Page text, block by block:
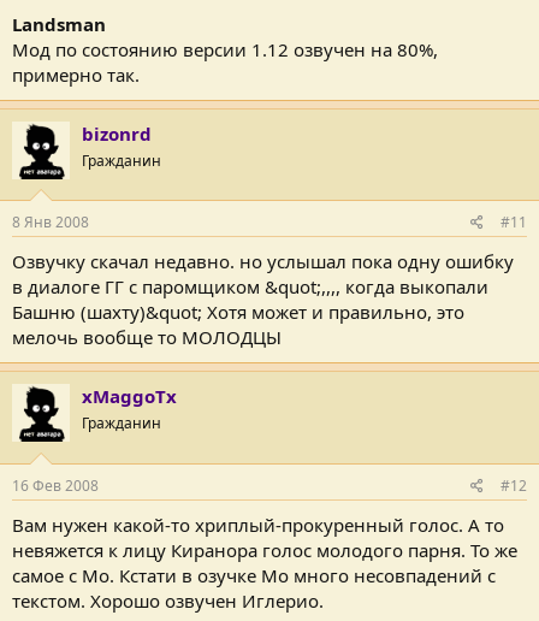
Landsman
Мод по состоянию версии 1.12 озвучен на 80%,
примерно так.
bizonrd
Гражданин
8 Янв 2008 #11
Озвучку скачал недавно. но услышал пока одну ошибку
в диалоге ГГ с паромщиком &quot;,,,, когда выкопали
Башню (шахту)&quot; Хотя может и правильно, это
мелочь вообще то МОЛОДЦЫ
xMaggoTx
Гражданин
16 Фев 2008 #12
Вам нужен какой-то хриплый-прокуренный голос. А то
невяжется к лицу Киранора голос молодого парня. То же
самое с Мо. Кстати в озучке Мо много несовпадений с
текстом. Хорошо озвучен Иглерио.